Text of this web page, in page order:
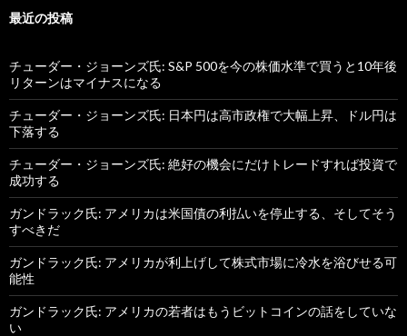
最近の投稿
チューダー・ジョーンズ氏: S&P 500を今の株価水準で買うと10年後
リターンはマイナスになる
チューダー・ジョーンズ氏: 日本円は高市政権で大幅上昇、ドル円は
下落する
チューダー・ジョーンズ氏: 絶好の機会にだけトレードすれば投資で
成功する
ガンドラック氏: アメリカは米国債の利払いを停止する、そしてそう
すべきだ
ガンドラック氏: アメリカが利上げして株式市場に冷水を浴びせる可
能性
ガンドラック氏: アメリカの若者はもうビットコインの話をしていな
い